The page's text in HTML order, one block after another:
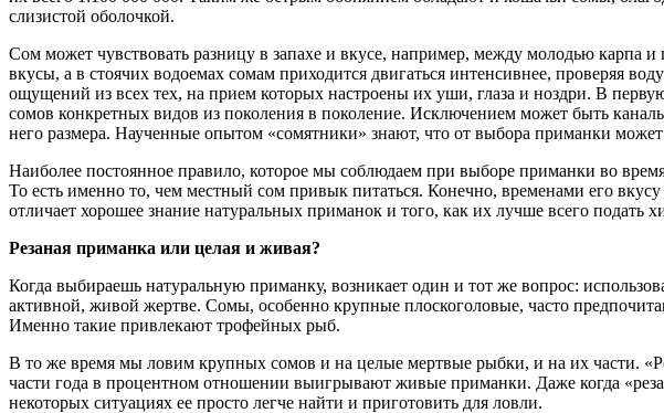
слизистой оболочкой.
Сом может чувствовать разницу в запахе и вкусе, например, между молодью карпа
вкусы, а в стоячих водоемах сомам приходится двигаться интенсивнее, проверяя
ощущений из всех тех, на прием которых настроены их уши, глаза и ноздри. В
сомов конкретных видов из поколения в поколение. Исключением может быть
него размера. Наученные опытом «сомятники» знают, что от выбора приманки
Наиболее постоянное правило, которое мы соблюдаем при выборе приманки во
То есть именно то, чем местный сом привык питаться. Конечно, временами его
отличает хорошее знание натуральных приманок и того, как их лучше всего подать
Резаная приманка или целая и живая?
Когда выбираешь натуральную приманку, возникает один и тот же вопрос:
активной, живой жертве. Сомы, особенно крупные плоскоголовые, часто
Именно такие привлекают трофейных рыб.
В то же время мы ловим крупных сомов и на целые мертвые рыбки, и на их части.
части года в процентном отношении выигрывают живые приманки. Даже когда
некоторых ситуациях ее просто легче найти и приготовить для ловли.